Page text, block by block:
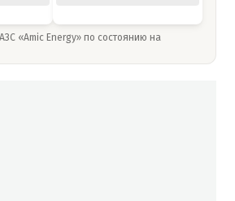
«Amic Energy» по состоянию на